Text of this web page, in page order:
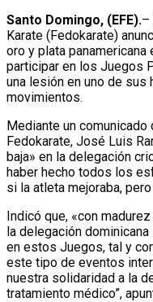
Santo Domingo, (EFE).–
Karate (Fedokarate)
oro y plata panamericana
participar en los Juegos
una lesión en uno de
movimientos.
Mediante un
Fedokarate, José Luis
baja» en la delegación
haber hecho todos los
si la atleta mejoraba,
Indicó que, «con
la delegación
en estos Juegos, tal y
este tipo de eventos
nuestra solidaridad a la
tratamiento médico”,